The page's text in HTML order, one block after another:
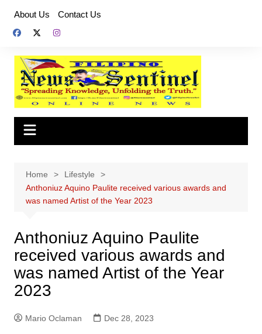
content
About Us Contact Us
Home
Lifestyle
Anthoniuz Aquino Paulite received various awards and
was named Artist of the Year 2023
Anthoniuz Aquino Paulite
received various awards and
was named Artist of the Year
2023
Mario Oclaman Dec 28, 2023